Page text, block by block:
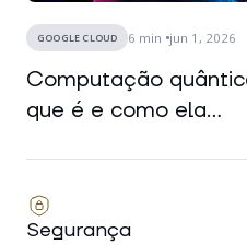
GOOGLE CLOUD 6 min jun 1, 2026
Computação
que é e como ela...
Segurança